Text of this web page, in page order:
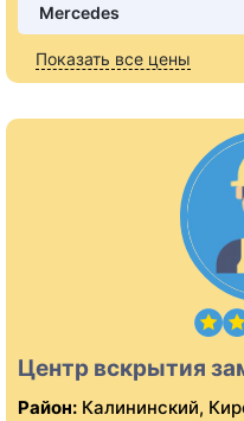
Mercedes
Показать все цены
Центр вскрытия
Район: Калининский,